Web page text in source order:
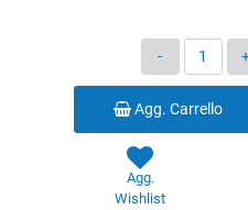
Quantità
Agg. Carrello
Agg.
Wishlist